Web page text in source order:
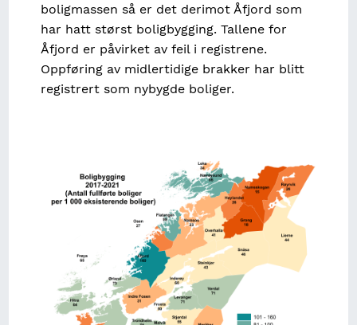
boligmassen så er det derimot Åfjord som
har hatt størst boligbygging. Tallene for
Åfjord er påvirket av feil i registrene.
Oppføring av midlertidige brakker har blitt
registrert som nybygde boliger.